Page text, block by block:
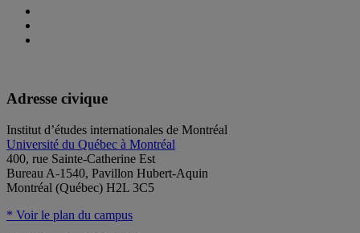
Adresse civique
Institut d’études internationales de Montréal
Université du Québec à Montréal
400, rue Sainte-Catherine Est
Bureau A-1540, Pavillon Hubert-Aquin
Montréal (Québec) H2L 3C5
* Voir le plan du campus